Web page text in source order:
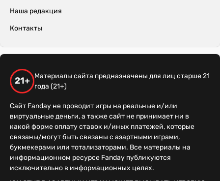
Наша редакция
Контакты
21+
Материалы сайта предназначены для лиц старше 21
года (21+)
Сайт Fanday не проводит игры на реальные и/или
виртуальные деньги, а также сайт не принимает ни в
какой форме оплату ставок и/иных платежей, которые
связаны/могут быть связаны с азартными играми,
букмекерами или тотализаторами. Все материалы на
информационном ресурсе Fanday публикуются
исключительно в информационных целях.